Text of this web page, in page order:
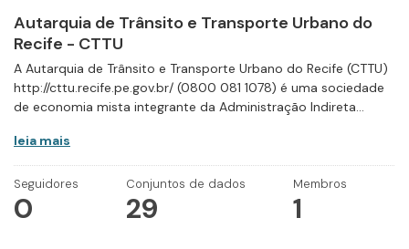
Autarquia de Trânsito e Transporte Urbano do
Recife - CTTU
A Autarquia de Trânsito e Transporte Urbano do Recife (CTTU)
http://cttu.recife.pe.gov.br/ (0800 081 1078) é uma sociedade
de economia mista integrante da Administração Indireta...
leia mais
Seguidores
0
Conjuntos de dados
29
Membros
1